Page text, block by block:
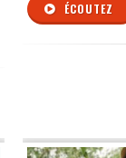
ÉCOUTEZ